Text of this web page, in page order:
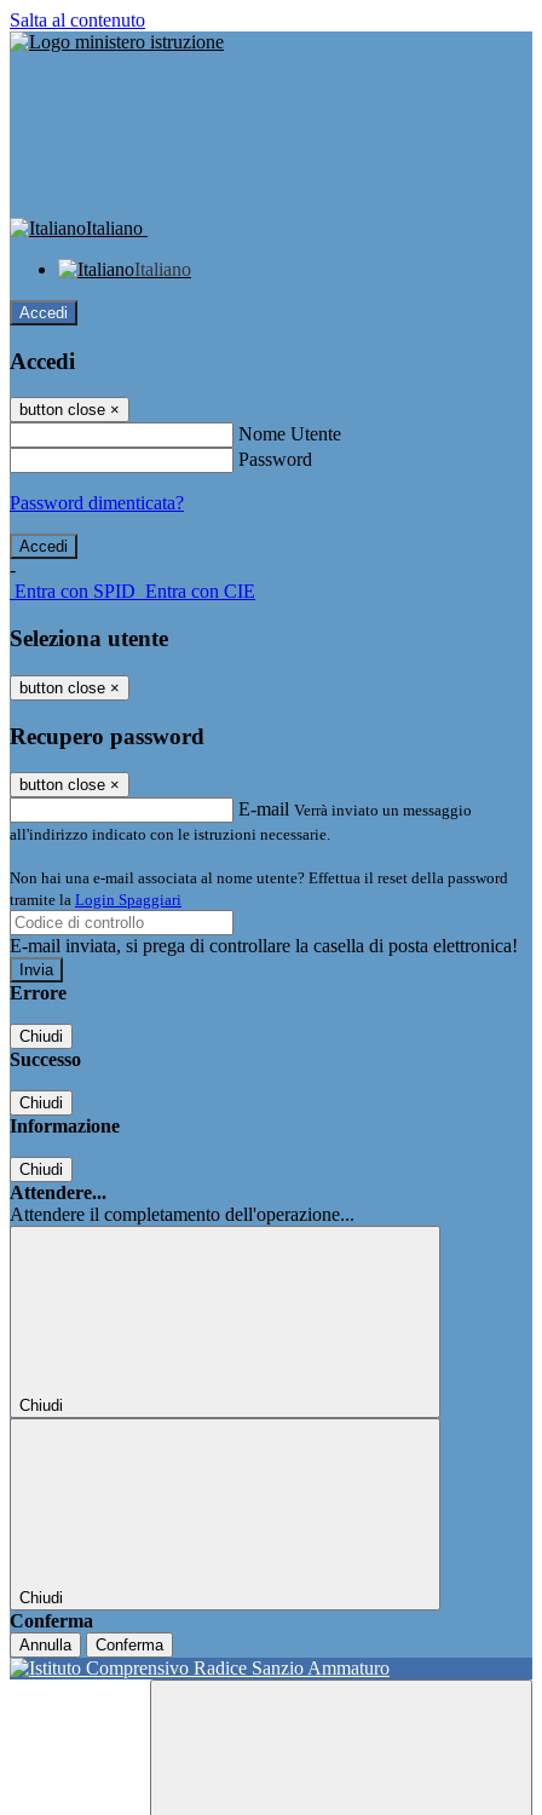
Salta al contenuto
Italiano
Italiano
Accedi
Accedi
button close ×
Nome Utente
Password
Password dimenticata?
-
Entra con SPID Entra con CIE
Seleziona utente
button close ×
Recupero password
button close ×
E-mail Verrà inviato un messaggio
all'indirizzo indicato con le istruzioni necessarie.
Non hai una e-mail associata al nome utente? Effettua il reset della password
tramite la Login Spaggiari
E-mail inviata, si prega di controllare la casella di posta elettronica!
Errore
Chiudi
Successo
Chiudi
Informazione
Chiudi
Attendere...
Attendere il completamento dell'operazione...
Chiudi
Chiudi
Conferma
Annulla Conferma